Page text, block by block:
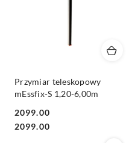
Przymiar teleskopowy
mEssfix-S 1,20-6,00m
Cena:
2099.00
Cena:
2099.00